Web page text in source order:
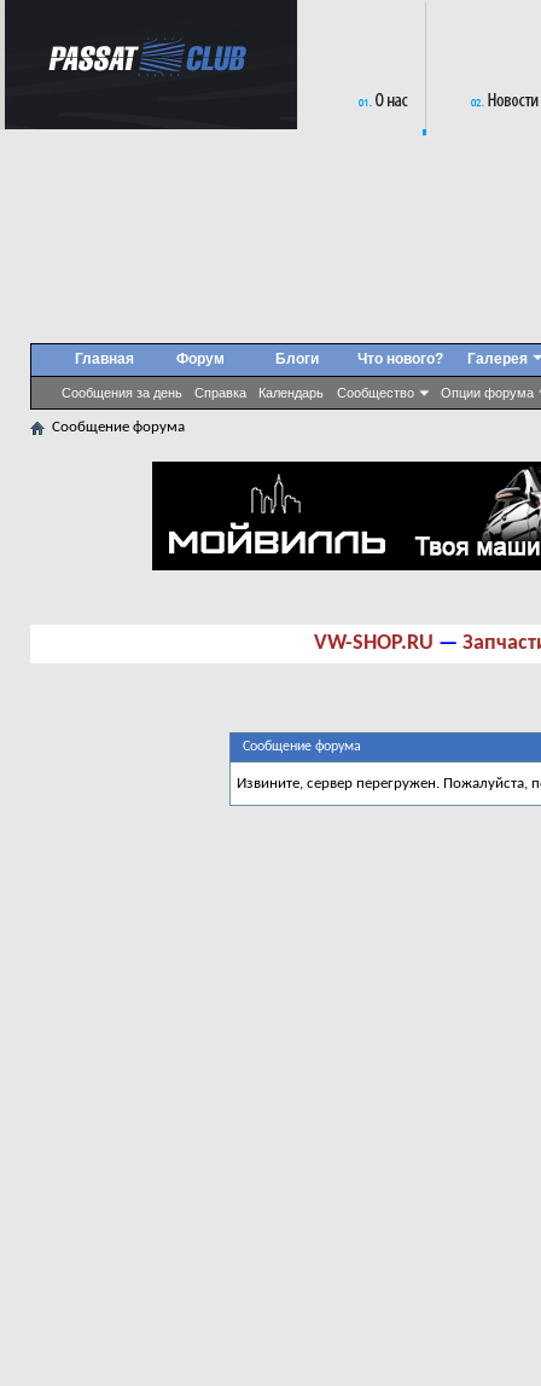
Главная Форум
Сообщения за день Справка Календарь Сообщество Опции форума
Блоги Что нового? Галерея
Сообщение форума
VW-SHOP.RU —
Сообщение форума
Извините, сервер перегружен. Пожалуйста,